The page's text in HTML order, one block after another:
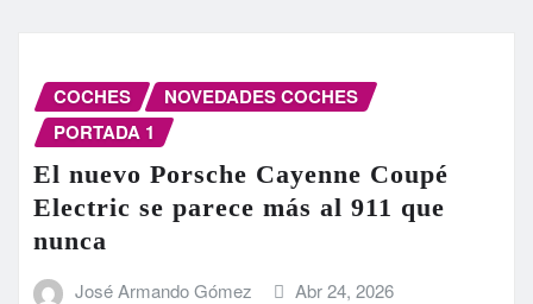
COCHES
NOVEDADES COCHES
PORTADA 1
El nuevo Porsche Cayenne Coupé
Electric se parece más al 911 que
nunca
José Armando Gómez Abr 24, 2026